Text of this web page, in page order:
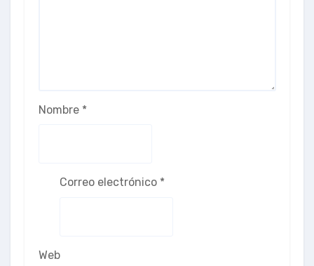
Nombre *
Correo electrónico *
Web